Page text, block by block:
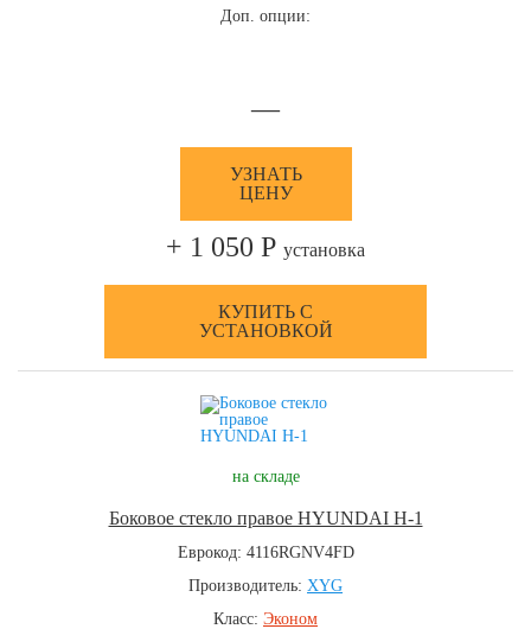
Доп. опции:
—
УЗНАТЬ
ЦЕНУ
+ 1 050 Р установка
КУПИТЬ С
УСТАНОВКОЙ
на складе
Боковое стекло правое HYUNDAI H-1
Еврокод: 4116RGNV4FD
Производитель: XYG
Класс: Эконом